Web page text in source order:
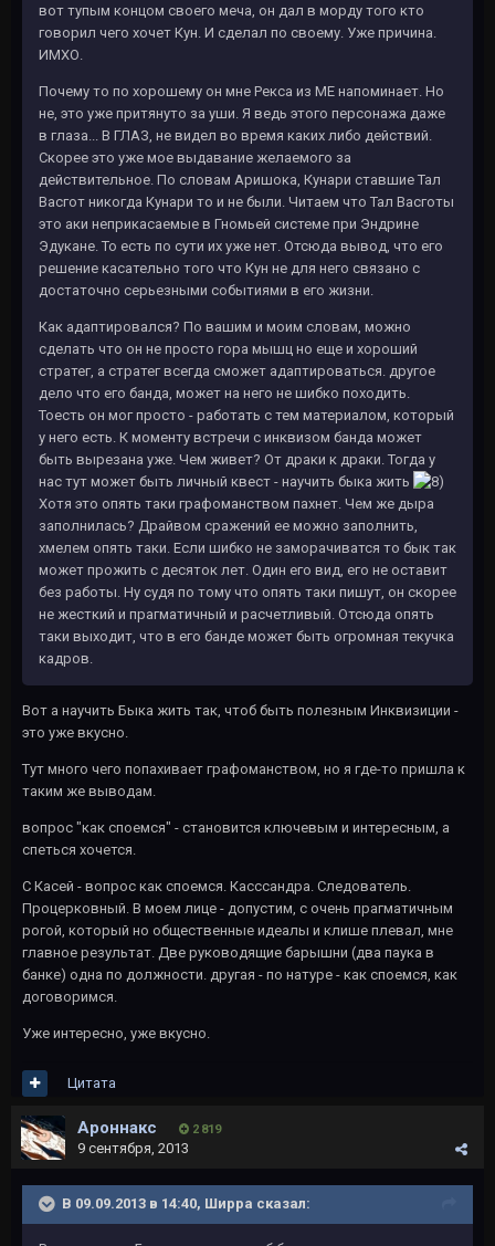
вот тупым концом своего меча, он дал в морду того кто
говорил чего хочет Кун. И сделал по своему. Уже причина.
ИМХО.
Почему то по хорошему он мне Рекса из МЕ напоминает. Но
не, это уже притянуто за уши. Я ведь этого персонажа даже
в глаза... В ГЛАЗ, не видел во время каких либо действий.
Скорее это уже мое выдавание желаемого за
действительное. По словам Аришока, Кунари ставшие Тал
Васгот никогда Кунари то и не были. Читаем что Тал Васготы
это аки неприкасаемые в Гномьей системе при Эндрине
Эдукане. То есть по сути их уже нет. Отсюда вывод, что его
решение касательно того что Кун не для него связано с
достаточно серьезными событиями в его жизни.
Как адаптировался? По вашим и моим словам, можно
сделать что он не просто гора мышц но еще и хороший
стратег, а стратег всегда сможет адаптироваться. другое
дело что его банда, может на него не шибко походить.
Тоесть он мог просто - работать с тем материалом, который
у него есть. К моменту встречи с инквизом банда может
быть вырезана уже. Чем живет? От драки к драки. Тогда у
нас тут может быть личный квест - научить быка жить
Хотя это опять таки графоманством пахнет. Чем же дыра
заполнилась? Драйвом сражений ее можно заполнить,
хмелем опять таки. Если шибко не заморачиватся то бык так
может прожить с десяток лет. Один его вид, его не оставит
без работы. Ну судя по тому что опять таки пишут, он скорее
не жесткий и прагматичный и расчетливый. Отсюда опять
таки выходит, что в его банде может быть огромная текучка
кадров.
Вот а научить Быка жить так, чтоб быть полезным Инквизиции -
это уже вкусно.
Тут много чего попахивает графоманством, но я где-то пришла к
таким же выводам.
вопрос "как споемся" - становится ключевым и интересным, а
спеться хочется.
С Касей - вопрос как споемся. Касссандра. Следователь.
Процерковный. В моем лице - допустим, с очень прагматичным
рогой, который но общественные идеалы и клише плевал, мне
главное результат. Две руководящие барышни (два паука в
банке) одна по должности. другая - по натуре - как споемся, как
договоримся.
Уже интересно, уже вкусно.
Цитата
Ароннакс 2 819
9 сентября, 2013
В 09.09.2013 в 14:40, Ширра сказал: